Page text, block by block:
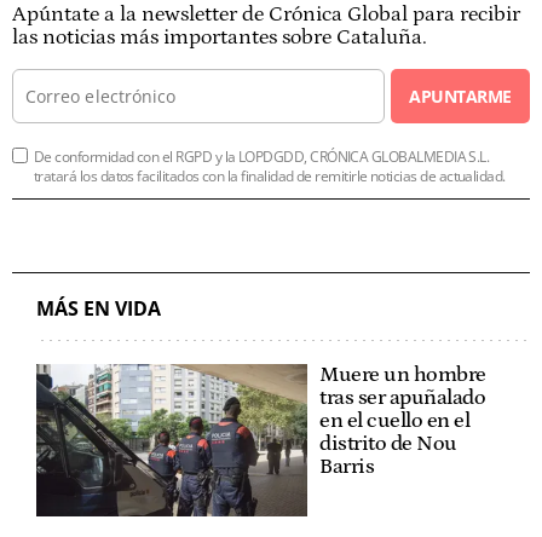
Apúntate a la newsletter de Crónica Global para recibir
las noticias más importantes sobre Cataluña.
APUNTARME
De conformidad con el RGPD y la LOPDGDD, CRÓNICA GLOBALMEDIA S.L.
tratará los datos facilitados con la finalidad de remitirle noticias de actualidad.
MÁS EN VIDA
Muere un hombre
tras ser apuñalado
en el cuello en el
distrito de Nou
Barris